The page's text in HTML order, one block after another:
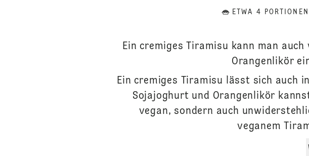
ETWA 4 PORTIONEN
Ein cremiges Tiramisu kann man
Orangenlikör
Ein cremiges Tiramisu lässt sich auch
Sojajoghurt und Orangenlikör
vegan, sondern auch
veganem